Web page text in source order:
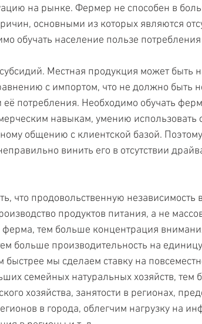
на рынке. Фермер не способен в
основными из которых являются
обучать население пользе
Местная продукция может быть
с импортом, что не должно быть
потребления. Необходимо обучать
навыкам, умению использовать
общению с клиентской базой.
винить его в отсутствии
что продовольственную независимость
продуктов питания, а не
тем больше концентрация
больше производительность на
мы сделаем ставку на
семейных натуральных хозяйств,
хозяйства, занятости в регионах,
в города, облегчим нагрузку на